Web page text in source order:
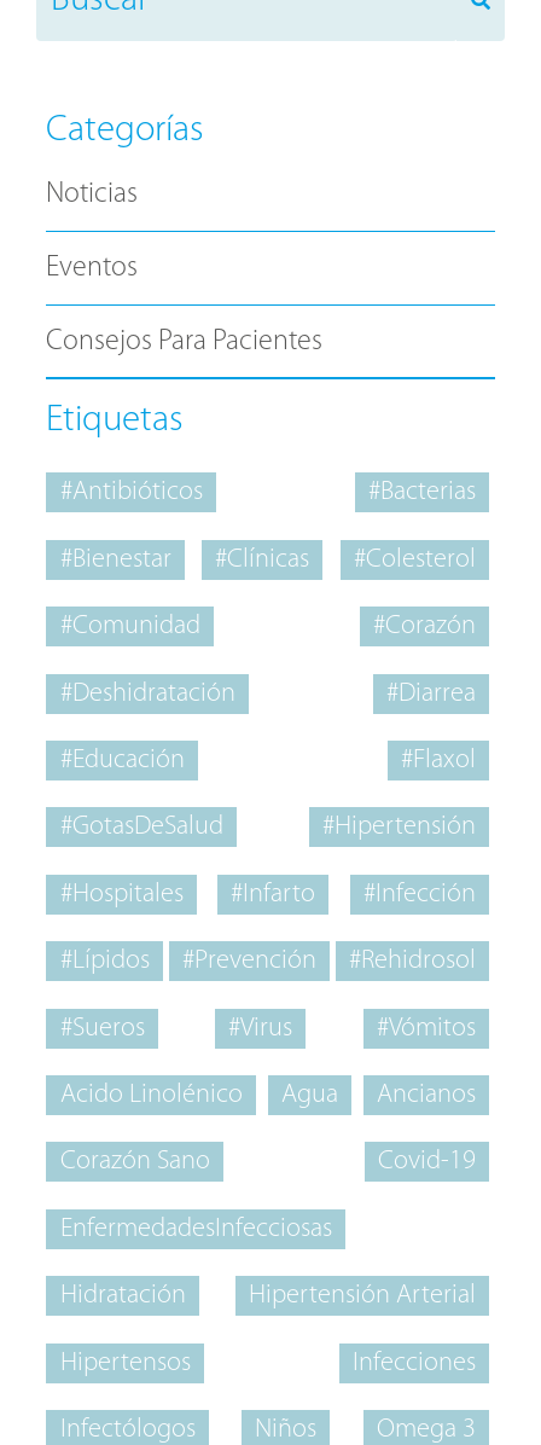
Categorías
Noticias
Eventos
Consejos Para Pacientes
Etiquetas
#Antibióticos #Bacterias
#Bienestar #Clínicas #Colesterol
#Comunidad #Corazón
#Deshidratación #Diarrea
#Educación #Flaxol
#GotasDeSalud #Hipertensión
#Hospitales #Infarto #Infección
#Lípidos #Prevención #Rehidrosol
#Sueros #Virus #Vómitos
Acido Linolénico Agua Ancianos
Corazón Sano Covid-19
EnfermedadesInfecciosas
Hidratación Hipertensión Arterial
Hipertensos Infecciones
Infectólogos Niños Omega 3